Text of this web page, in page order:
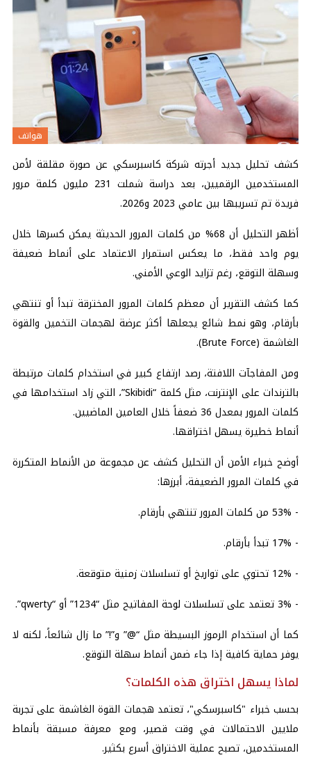
هواتف
كشف تحليل جديد أجرته شركة كاسبرسكي عن صورة مقلقة لأمن
المستخدمين الرقميين، بعد دراسة شملت 231 مليون
كلمة مرور
فريدة تم تسريبها بين عامي 2023 و2026.
أظهر التحليل أن 68% من كلمات المرور الحديثة يمكن كسرها خلال
يوم واحد فقط، ما يعكس استمرار الاعتماد على أنماط ضعيفة
وسهلة التوقع، رغم تزايد الوعي الأمني.
كما كشف التقرير أن معظم كلمات المرور المخترقة تبدأ أو تنتهي
بأرقام، وهو نمط شائع يجعلها أكثر عرضة لهجمات التخمين والقوة
الغاشمة (Brute Force).
ومن المفاجآت اللافتة، رصد ارتفاع كبير في استخدام كلمات مرتبطة
بالترندات على الإنترنت، مثل كلمة “Skibidi”، التي زاد استخدامها في
كلمات المرور بمعدل 36 ضعفاً خلال العامين الماضيين.
أنماط خطيرة يسهل اختراقها.
أوضح خبراء الأمن أن التحليل كشف عن مجموعة من الأنماط المتكررة
في كلمات المرور الضعيفة، أبرزها:
- 53% من كلمات المرور تنتهي بأرقام.
- 17% تبدأ بأرقام.
- 12% تحتوي على تواريخ أو تسلسلات زمنية متوقعة.
- 3% تعتمد على تسلسلات لوحة المفاتيح مثل “1234” أو “qwerty”.
كما أن استخدام الرموز البسيطة مثل “@” و”!” ما زال شائعاً، لكنه لا
يوفر حماية كافية إذا جاء ضمن أنماط سهلة التوقع.
لماذا يسهل اختراق هذه الكلمات؟
بحسب خبراء "كاسبرسكي"، تعتمد هجمات القوة الغاشمة على تجربة
ملايين الاحتمالات في وقت قصير، ومع معرفة مسبقة بأنماط
المستخدمين، تصبح عملية الاختراق أسرع بكثير.